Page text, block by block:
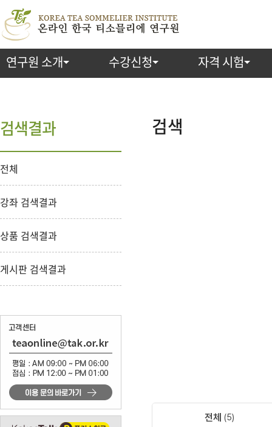
연구원 소개 수강신청 자격 시험
검색
전체 5
검색결과
전체
강좌 검색결과
상품 검색결과
게시판 검색결과